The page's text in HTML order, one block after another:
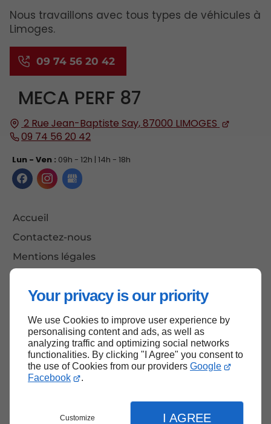
Your privacy is our priority
We use Cookies to improve user experience by
personalising content and ads, as well as
analyzing traffic and optimizing social networks
functionalities. By clicking "I Agree" you consent to
the use of Cookies from our providers Google
Facebook
.
Customize I AGREE
MECA PERF 87
2 Rue Jean-Baptiste Say,87000 LIMOGES
09 74 56 20 42
Lun - Ven : 09h - 12h | 14h - 18h
Accueil
Contactez-nous
Mentions légales
Nous travaillons avec tous types de véhicules à
Limoges.
09 74 56 20 42
Haut de page